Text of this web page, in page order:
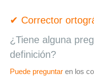
✔ Corrector
¿Tiene alguna
definición?
Puede preguntar en los